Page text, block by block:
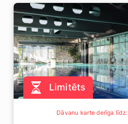
Limitēts
Dāvanu karte derīga līdz: